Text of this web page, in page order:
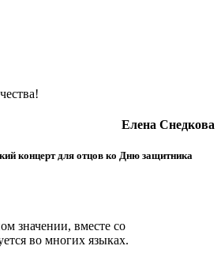
Елена Снедкова
концерт для отцов ко Дню защитника
значении, вместе со
во многих языках.